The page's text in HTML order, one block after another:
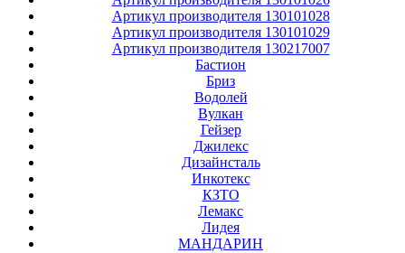
Артикул производителя 130101028
Артикул производителя 130101029
Артикул производителя 130217007
Бастион
Бриз
Водолей
Вулкан
Гейзер
Джилекс
Дизайнсталь
Инкотекс
КЗТО
Лемакс
Лидея
МАНДАРИН